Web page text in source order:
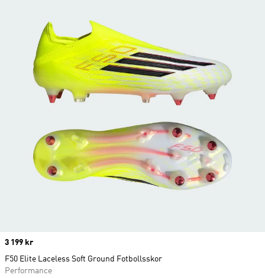
Price
3 199 kr
F50 Elite Laceless Soft Ground Fotbollsskor
Performance